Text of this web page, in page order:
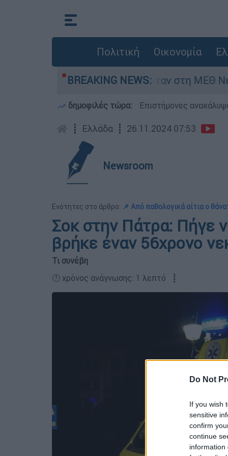
Do Not
If you wish
sensitive
confirm
continue
information
Πολιτική Οικονομία
BREAKING NEWS:
8 ημερών - Νοσηλευόταν στη ΜΕΘ Νεογνών
δημοφιλές τώρα: Επιστήμονες
┋ Ελλάδα ┋ 26.11.2024 07:53
Newsroom
Ενότητες στο άρθρο: 📌 Από παθολογικά αίτια ο
Σοκ στην Πάτρα: Πήγε
βρήκε έναν 56χρονο
Τι συνέβη
🕛 χρόνος ανάγνωσης: 1 λεπτό ┋